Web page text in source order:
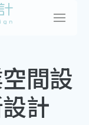
間設
計